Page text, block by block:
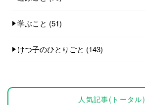
学ぶこと (51)
けつ子のひとりごと (143)
人気記事(トータル)